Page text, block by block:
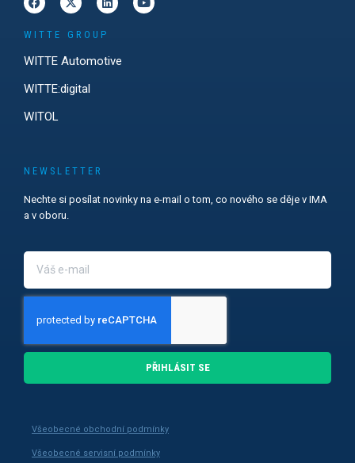
WITTE GROUP
WITTE Automotive
WITTE:digital
WITOL
NEWSLETTER
Nechte si posílat novinky na e-mail o tom, co nového se děje v IMA
a v oboru.
PŘIHLÁSIT SE
Všeobecné obchodní podmínky
Všeobecné servisní podmínky